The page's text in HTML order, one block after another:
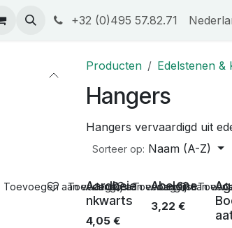
Privacy beleid Opleidingen & Workshops
+32 (0)495 57.82.71
Producten Edelstenen &
Hangers
Hangers vervaardigd uit
Sorteer op: Naam (A-Z)
Aardbeie
nkwarts
4,05 €
Toevoegen aan verlanglijst Abelone
3,22 €
Toevoegen aan verlanglijst
Toevoegen aan